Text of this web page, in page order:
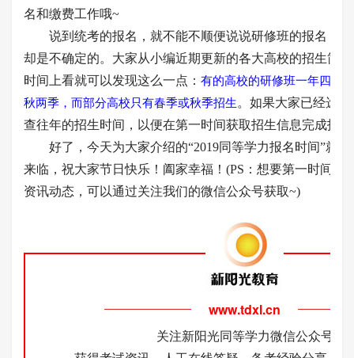
名和缴费工作哦~
说到统考的报名，就不能不顺便说说研修班的报名，这
却是不确定的。大家从小编近期更新的各大高校的招生简
时间上看就可以发现这么一点： 有的高校的研修班一年四季
秋两季，而部分高校只有春季或秋季招生。如果大家已经选
查往年的招生时间，以便在第一时间获取招生信息完成报
好了，今天为大家介绍的“2019同等学力报名时间”就介
来临，祝大家节日快乐！阖家幸福！(PS：想要第一时间了
资讯动态，可以通过关注我们的微信公众号获取~)
www.tdxl.cn
关注新阳光同等学力微信公众号